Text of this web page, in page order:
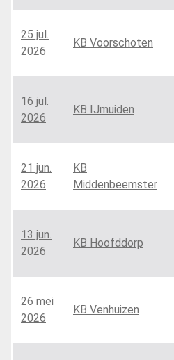
25 jul.
2026
KB Voorschoten
16 jul.
2026
KB IJmuiden
21 jun.
2026
KB
Middenbeemster
13 jun.
2026
KB Hoofddorp
26 mei
2026
KB Venhuizen